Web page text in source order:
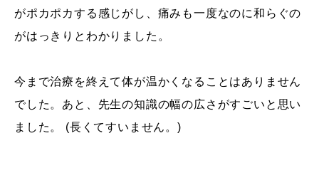
がポカポカする感じがし、痛みも一度なのに和らぐの
がはっきりとわかりました。
今まで治療を終えて体が温かくなることはありません
でした。あと、先生の知識の幅の広さがすごいと思い
ました。 (長くてすいません。)